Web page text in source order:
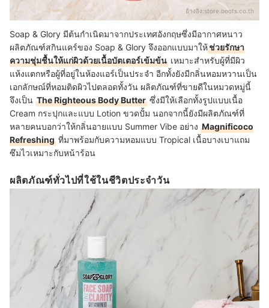
อ้างอิง:store.boots.co.th
Soap & Glory มีต้นกำเนิดมาจากประเทศอังกฤษซึ่งมีอากาศหนาว
ผลิตภัณฑ์สกินแคร์ของ Soap & Glory จึงออกแบบมาให้ช่วยรักษา
ความชุ่มชื้นให้แก่ผิวด้วยเนื้อบัตเตอร์เข้มข้น เหมาะสำหรับผู้ที่มีผิว
แห้งแตกหรือผู้ที่อยู่ในห้องแอร์เป็นประจำ อีกทั้งยังมีกลิ่นหอมหวานเป็น
เอกลักษณ์ที่หอมติดผิวไปตลอดทั้งวัน ผลิตภัณฑ์ที่ขายดีในหมวดหมู่นี้
จึงเป็น The Righteous Body Butter ซึ่งมีให้เลือกทั้งรูปแบบเนื้อ
Cream กระปุกและแบบ Lotion ขวดปั้ม นอกจากนี้ยังมีผลิตภัณฑ์ที่
หลายคนบอกว่าให้กลิ่นอายแบบ Summer Vibe อย่าง Magnificoco
Refreshing ที่มาพร้อมกับความหอมแบบ Tropical เนื้อบางเบาแถม
ซึมไวเหมาะกับหน้าร้อน
ผลิตภัณฑ์ทั่วไปที่ใช้ในชีวิตประจำวัน